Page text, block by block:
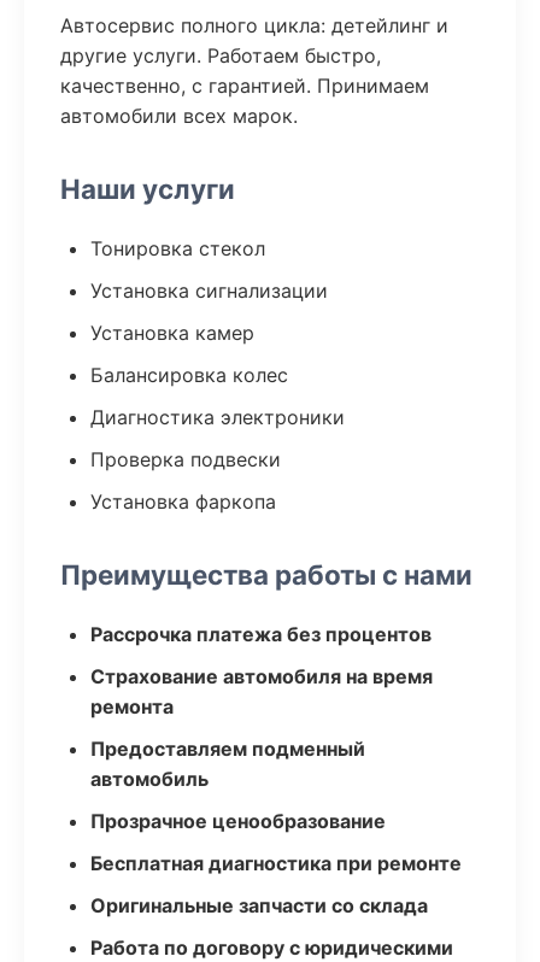
Автосервис полного цикла: детейлинг и
другие услуги. Работаем быстро,
качественно, с гарантией. Принимаем
автомобили всех марок.
Наши услуги
Тонировка стекол
Установка сигнализации
Установка камер
Балансировка колес
Диагностика электроники
Проверка подвески
Установка фаркопа
Преимущества работы с нами
Рассрочка платежа без процентов
Страхование автомобиля на время
ремонта
Предоставляем подменный
автомобиль
Прозрачное ценообразование
Бесплатная диагностика при ремонте
Оригинальные запчасти со склада
Работа по договору с юридическими